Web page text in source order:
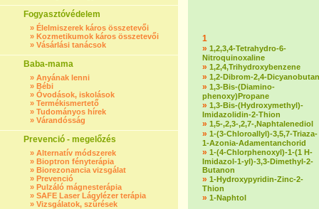
Fogyasztóvédelem
» Élelmiszerek káros összetevői
» Kozmetikumok káros összetevői
» Vásárlási tanácsok
Baba-mama
» Anyának lenni
» Bébi
» Óvodások, iskolások
» Termékismertető
» Tudományos hírek
» Várandósság
Prevenció - megelőzés
» Alternatív módszerek
» Bioptron fényterápia
» Biorezonancia vizsgálat
» Prevenció
» Pulzáló mágnesterápia
» SAFE Laser Lágylézer terápia
» Vizsgálatok, szűrések
1
» 1,2,3,4-Tetrahydro-6-
Nitroquinoxaline
» 1,2,4,Trihydroxybenzene
» 1,2-Dibrom-2,4-Dicyanobutan
» 1,3-Bis-(Diamino-
phenoxy)Propane
» 1,3-Bis-(Hydroxymethyl)-
Imidazolidin-2-Thion
» 1,5-,2,3-,2,7-,Naphtalenediol
» 1-(3-Chloroallyl)-3,5,7-Triaza-
1-Azonia-Adamentanchorid
» 1-(4-Chlorphenoxyl)-1-(1 H-
Imidazol-1-yl)-3,3-Dimethyl-2-
Butanon
» 1-Hydroxypyridin-Zinc-2-
Thion
» 1-Naphtol